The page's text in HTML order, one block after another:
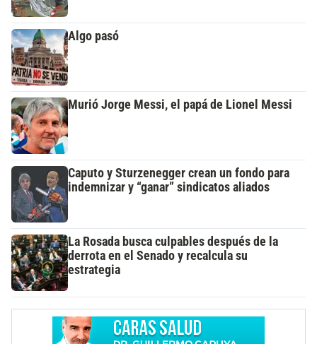
Algo pasó
Murió Jorge Messi, el papá de Lionel Messi
Caputo y Sturzenegger crean un fondo para
indemnizar y “ganar” sindicatos aliados
La Rosada busca culpables después de la
derrota en el Senado y recalcula su
estrategia